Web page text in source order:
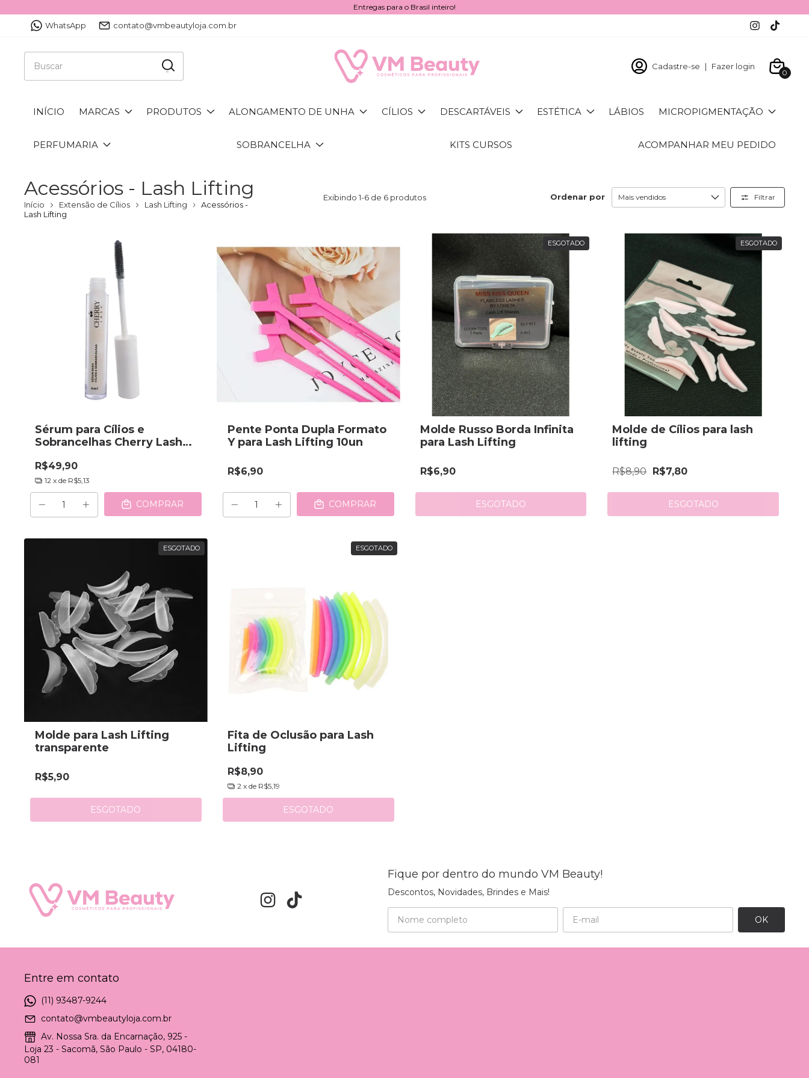
Entregas para o Brasil inteiro!
WhatsApp contato@vmbeautyloja.com.br
Cadastre-se | Fazer login
0
INÍCIO MARCAS PRODUTOS ALONGAMENTO DE UNHA CÍLIOS DESCARTÁVEIS ESTÉTICA LÁBIOS MICROPIGMENTAÇÃO
PERFUMARIA SOBRANCELHA KITS CURSOS ACOMPANHAR MEU PEDIDO
Acessórios - Lash Lifting
Início Extensão de Cílios Lash Lifting
Acessórios -
Lash Lifting
Exibindo 1-6 de 6 produtos Ordenar por Filtrar
Sérum para Cílios e
Sobrancelhas Cherry Lash
R$49,90
12 x de R$5,13
COMPRAR
Pente Ponta Dupla Formato
Y para Lash Lifting 10un
R$6,90
COMPRAR
ESGOTADO
Molde Russo Borda Infinita
para Lash Lifting
R$6,90
ESGOTADO
ESGOTADO
Molde de Cílios para lash
lifting
R$8,90 R$7,80
ESGOTADO
ESGOTADO
Molde para Lash Lifting
transparente
R$5,90
ESGOTADO
ESGOTADO
Fita de Oclusão para Lash
Lifting
R$8,90
2 x de R$5,19
ESGOTADO
Fique por dentro do mundo VM Beauty!
Descontos, Novidades, Brindes e Mais!
Entre em contato
(11) 93487-9244
contato@vmbeautyloja.com.br
Av. Nossa Sra. da Encarnação, 925 -
Loja 23 - Sacomã, São Paulo - SP, 04180-
081